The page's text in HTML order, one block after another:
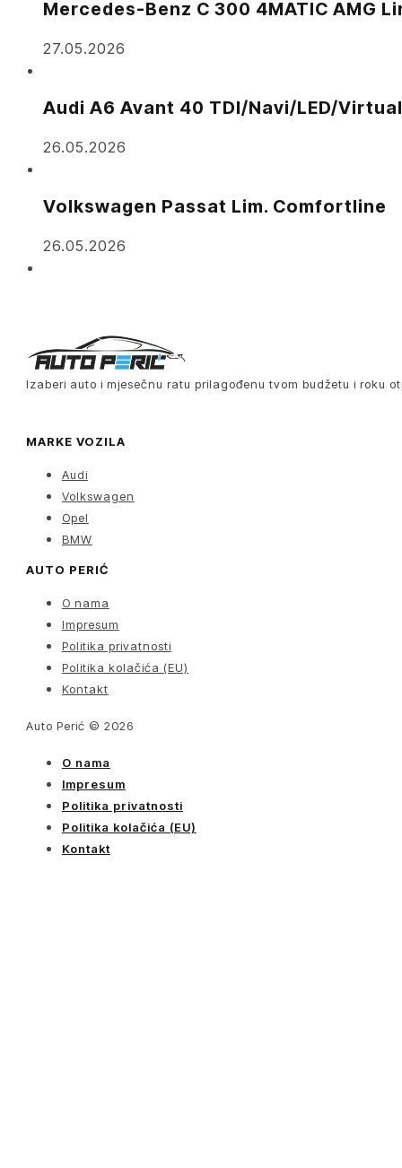
Mercedes-Benz C 300 4MATIC AMG
27.05.2026
Audi A6 Avant 40 TDI/Navi/LED/Virtual
26.05.2026
Volkswagen Passat Lim. Comfortline
26.05.2026
Izaberi auto i mjesečnu ratu prilagođenu tvom budžetu i roku
MARKE VOZILA
Audi
Volkswagen
Opel
BMW
AUTO PERIĆ
O nama
Impresum
Politika privatnosti
Politika kolačića (EU)
Kontakt
Auto Perić © 2026
O nama
Impresum
Politika privatnosti
Politika kolačića (EU)
Kontakt